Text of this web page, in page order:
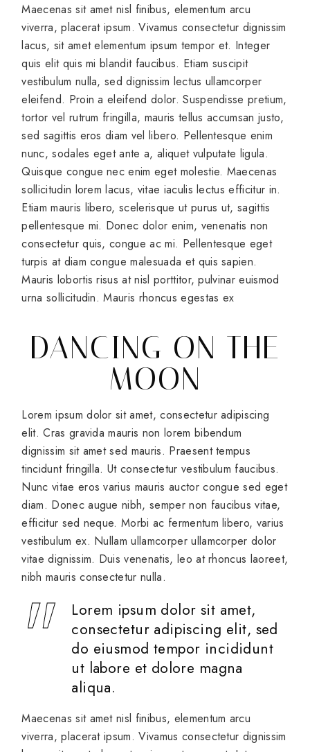
Maecenas sit amet nisl finibus, elementum arcu
viverra, placerat ipsum. Vivamus consectetur dignissim
lacus, sit amet elementum ipsum tempor et. Integer
quis elit quis mi blandit faucibus. Etiam suscipit
vestibulum nulla, sed dignissim lectus ullamcorper
eleifend. Proin a eleifend dolor. Suspendisse pretium,
tortor vel rutrum fringilla, mauris tellus accumsan justo,
sed sagittis eros diam vel libero. Pellentesque enim
nunc, sodales eget ante a, aliquet vulputate ligula.
Quisque congue nec enim eget molestie. Maecenas
sollicitudin lorem lacus, vitae iaculis lectus efficitur in.
Etiam mauris libero, scelerisque ut purus ut, sagittis
pellentesque mi. Donec dolor enim, venenatis non
consectetur quis, congue ac mi. Pellentesque eget
turpis at diam congue malesuada et quis sapien.
Mauris lobortis risus at nisl porttitor, pulvinar euismod
urna sollicitudin. Mauris rhoncus egestas ex
DANCING ON THE
MOON
Lorem ipsum dolor sit amet, consectetur adipiscing
elit. Cras gravida mauris non lorem bibendum
dignissim sit amet sed mauris. Praesent tempus
tincidunt fringilla. Ut consectetur vestibulum faucibus.
Nunc vitae eros varius mauris auctor congue sed eget
diam. Donec augue nibh, semper non faucibus vitae,
efficitur sed neque. Morbi ac fermentum libero, varius
vestibulum ex. Nullam ullamcorper ullamcorper dolor
vitae dignissim. Duis venenatis, leo at rhoncus laoreet,
nibh mauris consectetur nulla.
Lorem ipsum dolor sit amet,
consectetur adipiscing elit, sed
do eiusmod tempor incididunt
ut labore et dolore magna
aliqua.
Maecenas sit amet nisl finibus, elementum arcu
viverra, placerat ipsum. Vivamus consectetur dignissim